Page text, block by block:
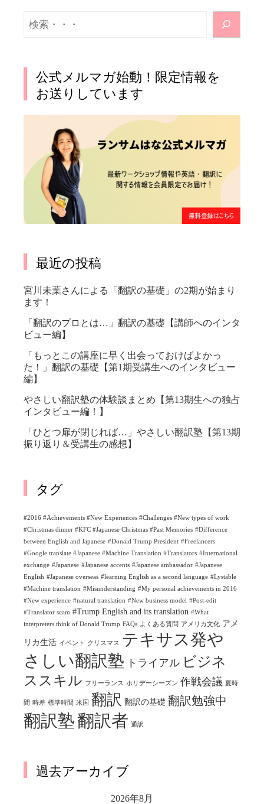
索
公式メルマガ始動！限定情報を
お送りしています
最近の投稿
宮川未葉さんによる「翻訳の基礎」の2期が始まり
ます！
「翻訳のプロとは…」翻訳の基礎【講師へのインタ
ビュー編】
「もっとこの講座に早く出会っておけばよかっ
た！」翻訳の基礎【第1期受講生へのインタビュー
編】
やさしい翻訳塾の体験談まとめ【第13期生への独占
インタビュー編！】
「ひとつ扉が閉じれば…」やさしい翻訳塾【第13期
振り返り＆受講生の感想】
タグ
#2016 #Achievements #New Experiences #Challenges #New types of work
#Christmas dinner #KFC #Japanese Christmas #Past Memories #Difference
between English and Japanese #Donald Trump President #Freelancers
#Google translate #Japanese #Machine Translation #Translators #International
exchange #Japanese #Japanese accents #Japanese ambassador #Japanese
English #Japanese overseas #learning English as a second language #Lystable
#Machine translation #Misunderstanding #My personal achievements in 2016
#New experience #natural translation #New business model #Post-edit
#Translator scam #Trump English and its translation #What
interpreters think of Donald Trump FAQs よくある質問 アメリカ文化 アメ
リカ生活 イベント クリスマス
テキサス発や
さしい翻訳塾 トライアル ビジネ
ススキル フリーランス ホリデーシーズン 作戦会議 夏時
間 時差 標準時間 米国 翻訳 翻訳の基礎 翻訳勉強中
翻訳塾翻訳者 通訳
過去アーカイブ
2026年8月